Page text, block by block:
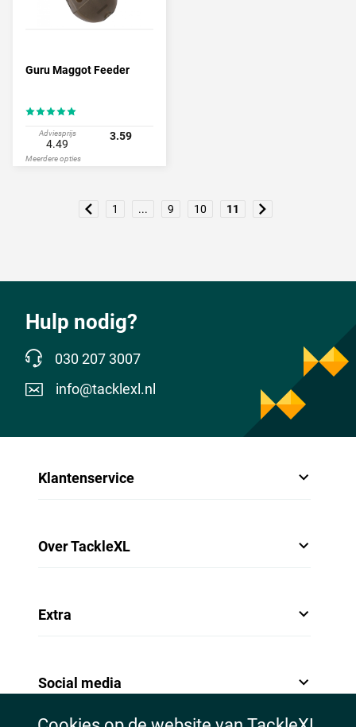
Guru Maggot Feeder
Adviesprijs
4.49
3.59
Meerdere opties
1 ... 9 10 11
Hulp nodig?
030 207 3007
info@tacklexl.nl
Klantenservice
Over TackleXL
Extra
Social media